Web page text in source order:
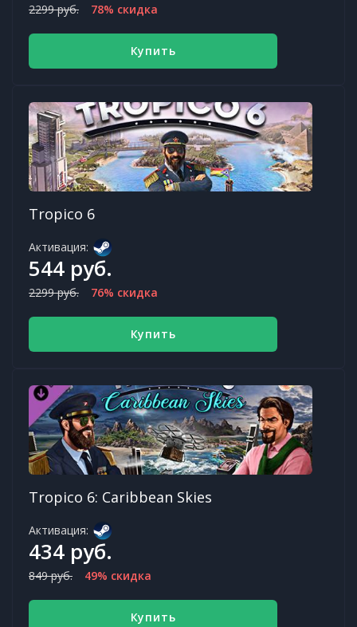
2299 руб. 78% скидка
Купить
Tropico 6
Активация:
544 руб.
2299 руб. 76% скидка
Купить
Tropico 6: Caribbean Skies
Активация:
434 руб.
849 руб. 49% скидка
Купить